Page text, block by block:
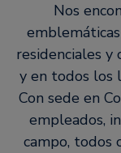
Nos
residenciales y
y en todos los
Con sede en
empleados,
campo, todos